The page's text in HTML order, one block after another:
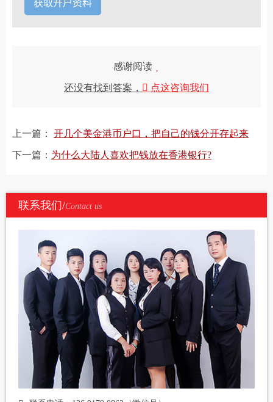
感谢阅读
还没有找到答案， 点这咨询我们
上一篇： 开几个美金港币户口，把自己的钱分开存起来
下一篇： 为什么大陆人喜欢把钱放在香港银行?
联系我们/Contact us